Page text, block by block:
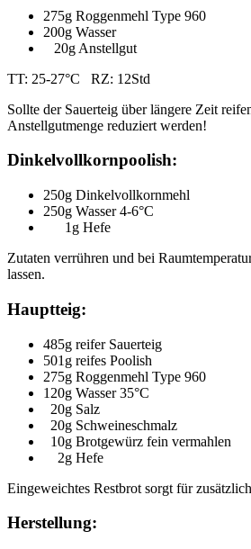
275g Roggenmehl Type 960
200g Wasser
20g Anstellgut
TT: 25-27°C RZ: 12Std
Sollte der Sauerteig über längere Zeit
Anstellgutmenge reduziert werden!
Dinkelvollkornpoolish:
250g Dinkelvollkornmehl
250g Wasser 4-6°C
1g Hefe
Zutaten verrühren und bei
lassen.
Hauptteig:
485g reifer Sauerteig
501g reifes Poolish
275g Roggenmehl Type 960
120g Wasser 35°C
20g Salz
20g Schweineschmalz
10g Brotgewürz fein vermahlen
2g Hefe
Eingeweichtes Restbrot sorgt für
Herstellung: